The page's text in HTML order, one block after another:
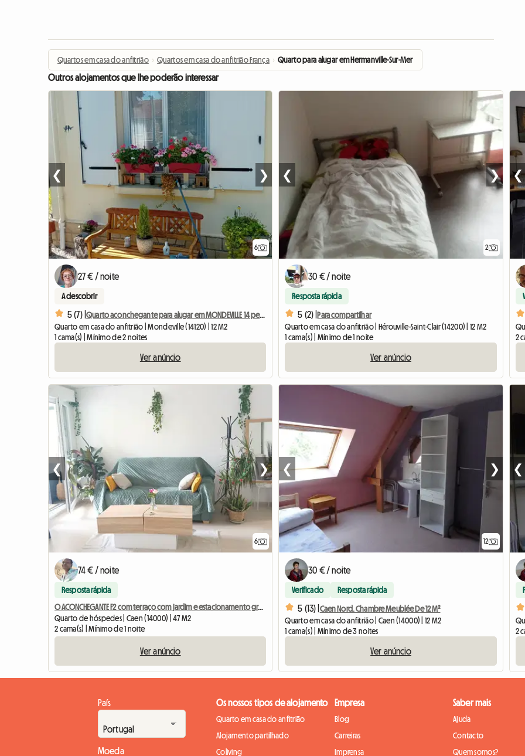
Quartos em casa do anfitrião › Quartos em casa do anfitrião França › Quarto para alugar em Hermanville-Sur-Mer
Outros alojamentos que lhe poderão interessar
6
❮ ❯
27 € / noite
A descobrir
5 (7) |
Quarto aconchegante para alugar em MONDEVILLE 14 perto de CAEN
Quarto em casa do anfitrião | Mondeville (14120) | 12 M2
1 cama(s) | Mínimo de 2 noites
Ver anúncio
2
❮ ❯
30 € / noite
Resposta rápida
5 (2) |Para compartilhar
Quarto em casa do anfitrião | Hérouville-Saint-Clair (14200) | 12 M2
1 cama(s) | Mínimo de 1 noite
Ver anúncio
❮
2
6
❮ ❯
74 € / noite
Resposta rápida
O ACONCHEGANTE F2 com terraço com jardim e estacionamento gratuito
Quarto de hóspedes | Caen (14000) | 47 M2
2 cama(s) | Mínimo de 1 noite
Ver anúncio
12
❮ ❯
30 € / noite
Verificado Resposta rápida
5 (13) | Caen Nord. Chambre Meublée De 12 M²
Quarto em casa do anfitrião | Caen (14000) | 12 M2
1 cama(s) | Mínimo de 3 noites
Ver anúncio
❮
2
País
Moeda
Os nossos tipos de alojamento
Quarto em casa do anfitrião
Alojamento partilhado
Coliving
Empresa
Blog
Carreiras
Imprensa
Saber mais
Ajuda
Contacto
Quem somos?